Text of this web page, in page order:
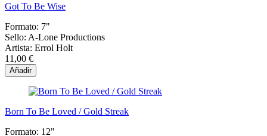
Got To Be Wise
Formato: 7"
Sello: A-Lone Productions
Artista: Errol Holt
11,00 €
Añadir
Born To Be Loved / Gold Streak
Formato: 12"